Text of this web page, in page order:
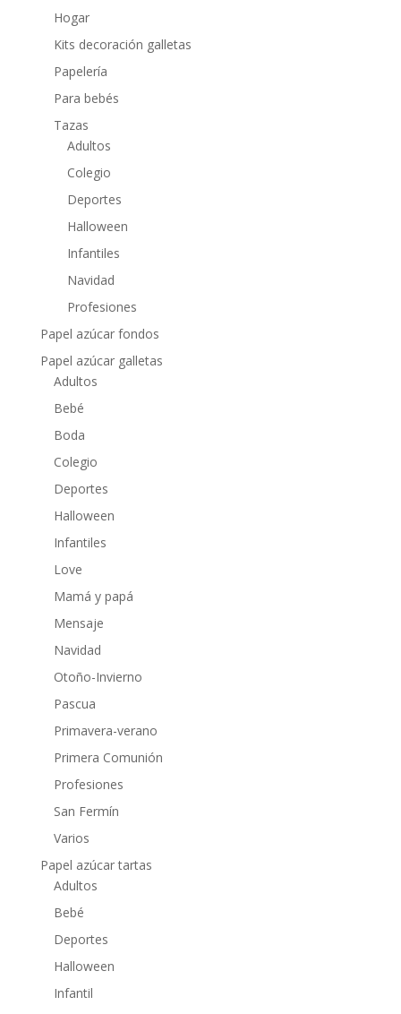
Hogar
Kits decoración galletas
Papelería
Para bebés
Tazas
Adultos
Colegio
Deportes
Halloween
Infantiles
Navidad
Profesiones
Papel azúcar fondos
Papel azúcar galletas
Adultos
Bebé
Boda
Colegio
Deportes
Halloween
Infantiles
Love
Mamá y papá
Mensaje
Navidad
Otoño-Invierno
Pascua
Primavera-verano
Primera Comunión
Profesiones
San Fermín
Varios
Papel azúcar tartas
Adultos
Bebé
Deportes
Halloween
Infantil